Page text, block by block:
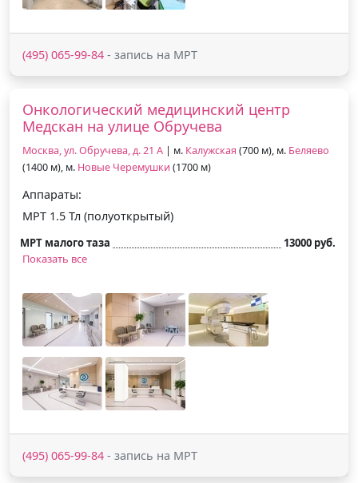
(495) 065-99-84 - запись на МРТ
Онкологический медицинский центр
Медскан на улице Обручева
Москва, ул. Обручева, д. 21 А | м. Калужская (700 м), м. Беляево
(1400 м), м. Новые Черемушки (1700 м)
Аппараты:
МРТ 1.5 Тл (полуоткрытый)
МРТ малого таза
13000 руб.
Показать все
(495) 065-99-84 - запись на МРТ